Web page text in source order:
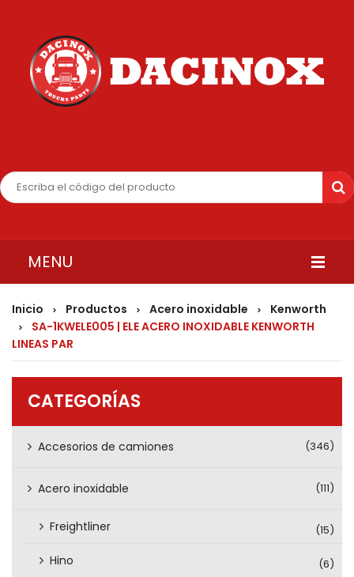
MENU
INICIO
QUIENES SOMOS
PRODUCTOS
CONTÁCTENOS
Inicio > Productos > Acero inoxidable > Kenworth
>
SA-1KWELE005 | ELE ACERO INOXIDABLE KENWORTH
LINEAS PAR
CATEGORÍAS
Accesorios de camiones (346)
Acero inoxidable (111)
Freightliner (15)
Hino (6)